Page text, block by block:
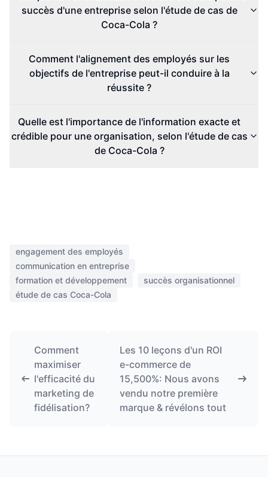
succès d'une entreprise selon l'étude de cas de
Coca-Cola ?
Comment l'alignement des employés sur les
objectifs de l'entreprise peut-il conduire à la
réussite ?
Quelle est l'importance de l'information exacte et
crédible pour une organisation, selon l'étude de cas
de Coca-Cola ?
engagement des employés
communication en entreprise
formation et développement
succès organisationnel
étude de cas Coca-Cola
Comment
maximiser
l'efficacité du
marketing de
fidélisation?
Les 10 leçons d'un ROI
e-commerce de
15,500%: Nous avons
vendu notre première
marque & révélons tout